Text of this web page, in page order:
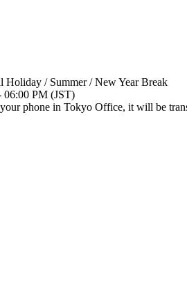
Holiday / Summer / New Year Break
PM (JST)
phone in Tokyo Office, it will be